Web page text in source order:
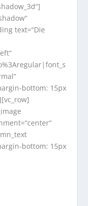
text=“Die
bottom: 15px
bottom: 15px